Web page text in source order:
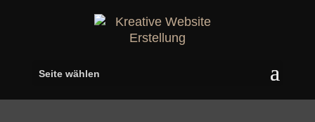
Seite wählen